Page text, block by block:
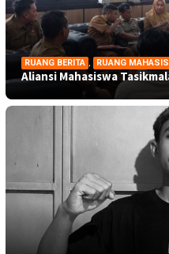
RUANG BERITA , RUANG
Aliansi Mahasiswa